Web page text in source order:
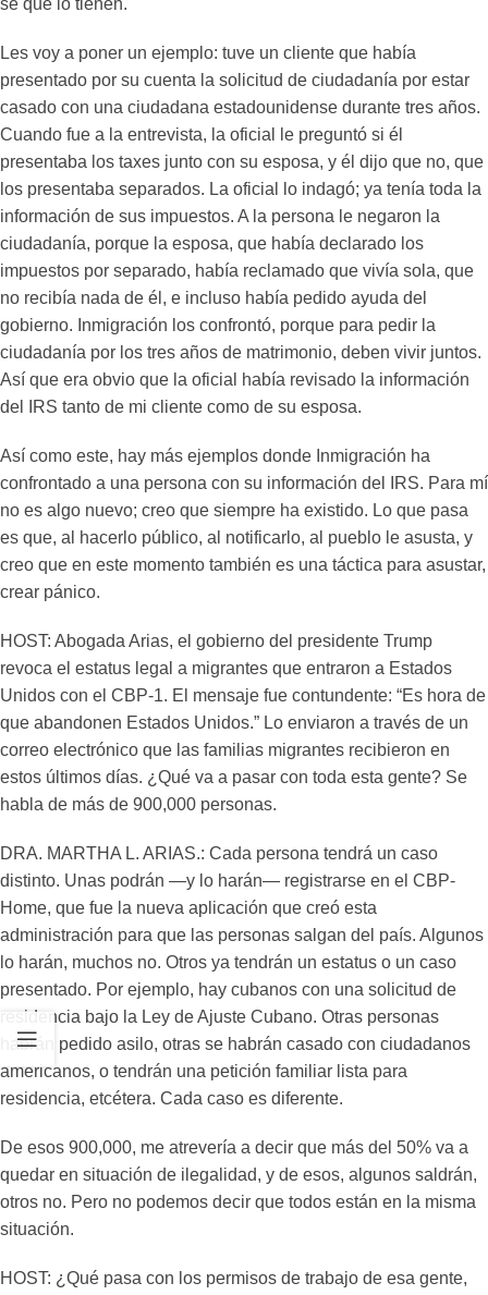
sé que lo tienen.
Les voy a poner un ejemplo: tuve un cliente que había
presentado por su cuenta la solicitud de ciudadanía por estar
casado con una ciudadana estadounidense durante tres años.
Cuando fue a la entrevista, la oficial le preguntó si él
presentaba los taxes junto con su esposa, y él dijo que no, que
los presentaba separados. La oficial lo indagó; ya tenía toda la
información de sus impuestos. A la persona le negaron la
ciudadanía, porque la esposa, que había declarado los
impuestos por separado, había reclamado que vivía sola, que
no recibía nada de él, e incluso había pedido ayuda del
gobierno. Inmigración los confrontó, porque para pedir la
ciudadanía por los tres años de matrimonio, deben vivir juntos.
Así que era obvio que la oficial había revisado la información
del IRS tanto de mi cliente como de su esposa.
Así como este, hay más ejemplos donde Inmigración ha
confrontado a una persona con su información del IRS. Para mí
no es algo nuevo; creo que siempre ha existido. Lo que pasa
es que, al hacerlo público, al notificarlo, al pueblo le asusta, y
creo que en este momento también es una táctica para asustar,
crear pánico.
HOST: Abogada Arias, el gobierno del presidente Trump
revoca el estatus legal a migrantes que entraron a Estados
Unidos con el CBP-1. El mensaje fue contundente: “Es hora de
que abandonen Estados Unidos.” Lo enviaron a través de un
correo electrónico que las familias migrantes recibieron en
estos últimos días. ¿Qué va a pasar con toda esta gente? Se
habla de más de 900,000 personas.
DRA. MARTHA L. ARIAS.: Cada persona tendrá un caso
distinto. Unas podrán —y lo harán— registrarse en el CBP-
Home, que fue la nueva aplicación que creó esta
administración para que las personas salgan del país. Algunos
lo harán, muchos no. Otros ya tendrán un estatus o un caso
presentado. Por ejemplo, hay cubanos con una solicitud de
residencia bajo la Ley de Ajuste Cubano. Otras personas
habrán pedido asilo, otras se habrán casado con ciudadanos
americanos, o tendrán una petición familiar lista para
residencia, etcétera. Cada caso es diferente.
De esos 900,000, me atrevería a decir que más del 50% va a
quedar en situación de ilegalidad, y de esos, algunos saldrán,
otros no. Pero no podemos decir que todos están en la misma
situación.
HOST: ¿Qué pasa con los permisos de trabajo de esa gente,